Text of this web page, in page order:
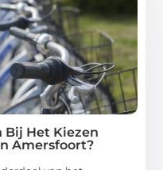
Bij Het Kiezen
Amersfoort?